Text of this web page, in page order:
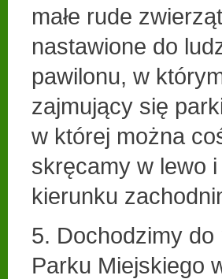
małe rude
nastawione do
pawilonu, w
zajmujący się
w której można
skręcamy w lewo
kierunku
5. Dochodzimy
Parku Miejskiego